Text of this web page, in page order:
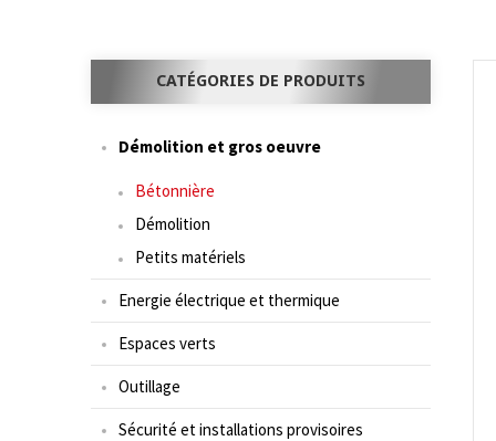
CATÉGORIES DE PRODUITS
Démolition et gros oeuvre
Bétonnière
Démolition
Petits matériels
Energie électrique et thermique
Espaces verts
Outillage
Sécurité et installations provisoires